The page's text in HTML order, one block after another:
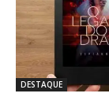
DESTAQUE